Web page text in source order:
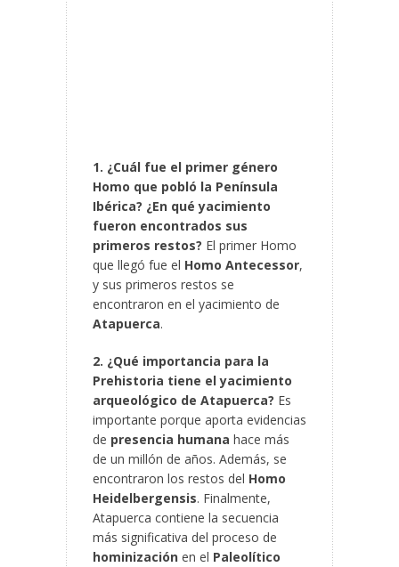
1. ¿Cuál fue el primer género
Homo que pobló la Península
Ibérica? ¿En qué yacimiento
fueron encontrados sus
primeros restos? El primer Homo
que llegó fue el Homo Antecessor,
y sus primeros restos se
encontraron en el yacimiento de
Atapuerca.
2. ¿Qué importancia para la
Prehistoria tiene el yacimiento
arqueológico de Atapuerca? Es
importante porque aporta evidencias
de presencia humana hace más
de un millón de años. Además, se
encontraron los restos del Homo
Heidelbergensis. Finalmente,
Atapuerca contiene la secuencia
más significativa del proceso de
hominización en el Paleolítico